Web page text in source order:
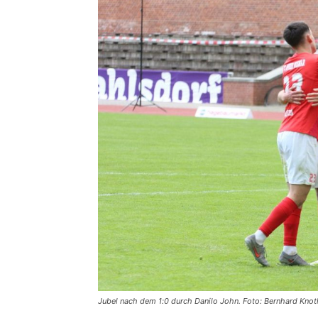
Jubel nach dem 1:0 durch Danilo John. Foto: Bernhard